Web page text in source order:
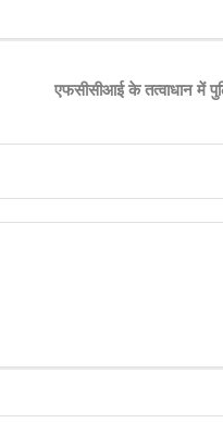
एफसीसीआई के तत्वाधान में